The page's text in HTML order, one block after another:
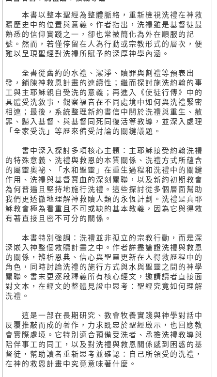
本書以整本聖經為整體脈絡，重新檢視洗禮在神救
贖歷史中的位置與意義。作者指出，洗禮雖是基督徒最
熟悉的信仰實踐之一，卻也常被簡化為外在順服的記
號。然而，若僅停留在人為行動或宗教形式的層次，便
難以呈現聖經對洗禮所賦予的深厚神學內涵。
全書從舊約的水禮、潔淨、贖罪與割禮等預表出
發，鋪陳神救恩計畫的連續性；繼而探討施洗約翰的事
工與主耶穌親自受洗的意義；再進入《使徒行傳》中的
具體受洗敘事，觀察福音在不同處境中如何與洗禮緊密
相連；最後，系統整理新約書信中關於洗禮與重生、赦
罪、歸入基督、與基督同死同復活等教導，並深入處理
「全家受洗」等歷來備受討論的關鍵議題。
書中深入探討多項核心主題：主耶穌接受約翰洗禮
的特殊意義、洗禮與救恩的本質關係、洗禮方式所蘊含
的屬靈奧祕、「水和聖靈」在重生過程和洗禮中的關鍵
作用、洗禮與基督寶血的深刻關聯，以及新約初期教會
為何普遍且堅持地施行洗禮。這些探討從多個層面幫助
我們更透徹地理解神救贖人類的永恆計劃。洗禮是真耶
穌教會極為看重且不可或缺的基本教義，因為它與得救
有著直接且密不可分的關係。
本書特別強調：洗禮並非孤立的宗教行動，而是深
深嵌入神整個救贖計畫之中。作者詳盡論證洗禮與救恩
的關係，辨析恩典、信心與聖靈更新在人得救歷程中的
角色，同時討論洗禮的施行方式與水與聖靈之間的神學
關聯。書末更逐段釋義所有核心經文，邀請讀者直接面
對文本，在經文的整體見證中思考：聖經究竟如何理解
洗禮。
這是一部在長期研究、教會牧養實踐與神學對話中
反覆推敲而成的著作，力求既忠於聖經啟示，也回應教
會實際處境。它特別適合預備受洗者、承擔洗禮教導與
陪伴事工的同工，以及對洗禮與救恩關係感到困惑的基
督徒，幫助讀者重新思考並確認：自己所領受的洗禮，
在神的救恩計畫中究竟意味著什麼。